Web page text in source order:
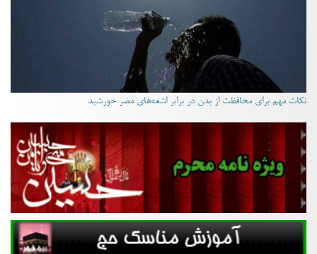
نکات مهم برای محافظت از بدن در برابر اشعه‌های مضر خورشید